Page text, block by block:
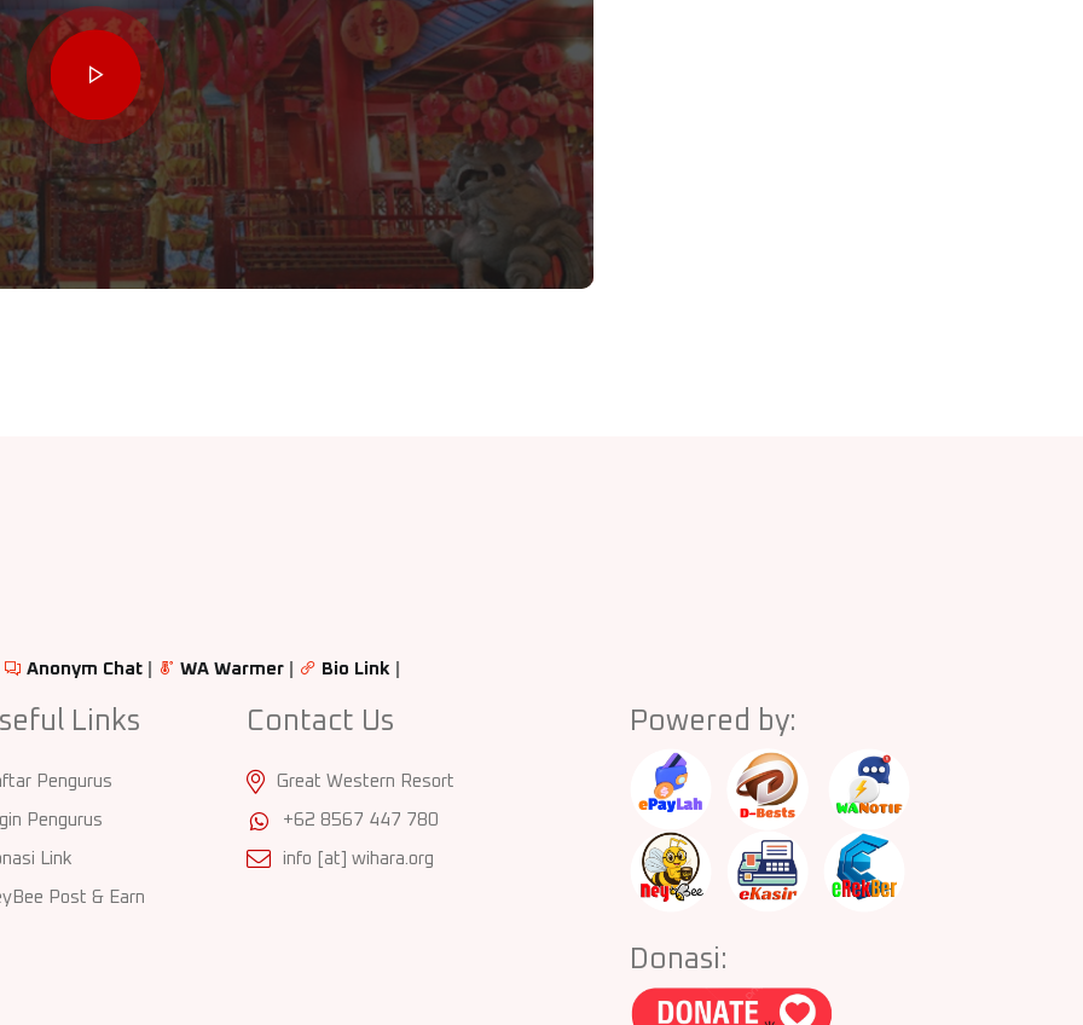
Anonym Chat WA Warmer Bio Link
Links
Pengurus
Pengurus
Link
Post & Earn
Contact Us
Great Western Resort
+62 8567 447 780
info [at] wihara.org
Powered by:
Donasi: